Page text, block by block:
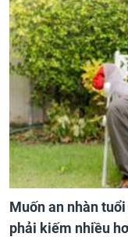
Muốn an nhàn
phải kiếm nhiều